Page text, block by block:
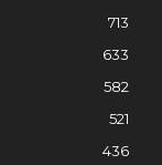
713
633
582
521
436